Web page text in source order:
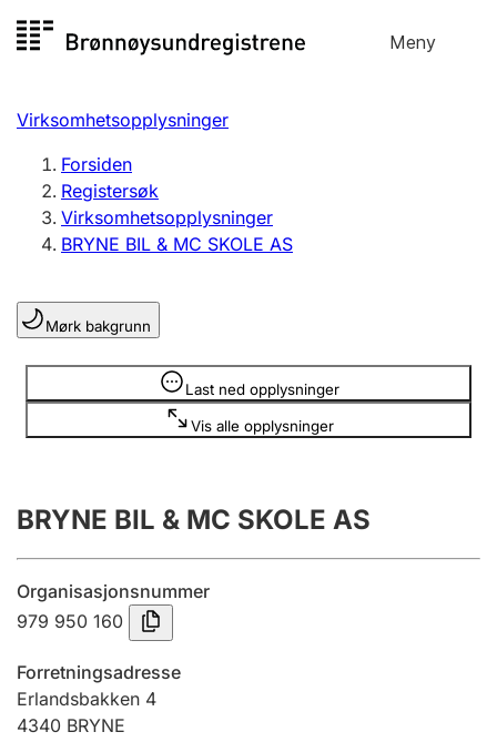
til
Meny
Registersøk
Aksjeselskap
Enkeltpersonforetak
Registrere, endre, slette
Lag og forening
Registrere, endre, slette
Innsending og forsinkelsesgebyr
Tinglysing
Jeger
Virksomhetsopplysninger
Forsiden
Registersøk
Virksomhetsopplysninger
BRYNE BIL & MC SKOLE AS
Mørk bakgrunn
Last ned opplysninger
Vis alle opplysninger
Opplysninger er skjult
BRYNE BIL & MC SKOLE AS
Organisasjonsnummer
979 950 160
Forretningsadresse
Erlandsbakken 4
4340 BRYNE